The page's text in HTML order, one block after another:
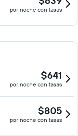
por noche con tasas
$641
por noche con tasas
$805
por noche con tasas